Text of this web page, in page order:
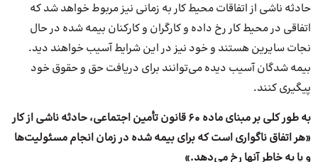
حادثه ناشی از اتفاقات محیط کار به زمانی نیز مربوط خواهد شد که
اتفاقی در محیط کار رخ داده و کارگران و کارکنان بیمه شده در حال
نجات سایرین هستند و خود نیز در این شرایط آسیب خواهند دید.
بیمه شدگان آسیب دیده می‌توانند برای دریافت حق و حقوق خود
پیگیری کنند.
به طور کلی بر مبنای ماده 60 قانون تأمین اجتماعی، حادثه ناشی از کار
«هر اتفاق ناگواری است که برای بیمه شده در زمان انجام مسئولیت‌ها
و یا به خاطر آنها رخ می‌دهد.»